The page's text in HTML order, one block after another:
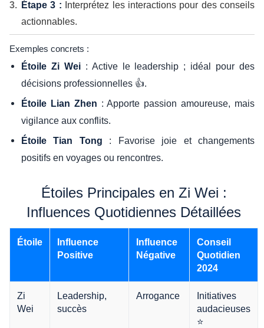
Étape 3 : Interprétez les interactions pour des conseils
actionnables.
Exemples concrets :
Étoile Zi Wei: Active le leadership ; idéal pour des
décisions professionnelles 👍.
Étoile Lian Zhen : Apporte passion amoureuse, mais
vigilance aux conflits.
Étoile Tian Tong : Favorise joie et changements
positifs en voyages ou rencontres.
Étoiles Principales en Zi Wei :
Influences Quotidiennes Détaillées
Étoile
Influence
Positive
Influence
Négative
Conseil
Quotidien
2024
Zi
Wei
Leadership,
succès
Arrogance
Initiatives
audacieuses
⭐